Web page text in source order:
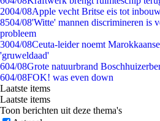
2004/08Apple vecht Britse eis tot
8504/08'Witte' mannen discrimineren is
probleem
3004/08Ceuta-leider noemt
'gruweldaad'
604/08Grote natuurbrand
604/08FOK! was even down
Laatste items
Laatste items
Toon berichten uit deze thema's